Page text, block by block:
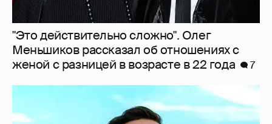
Звезду "Лермонтова" Владимира Аблогина